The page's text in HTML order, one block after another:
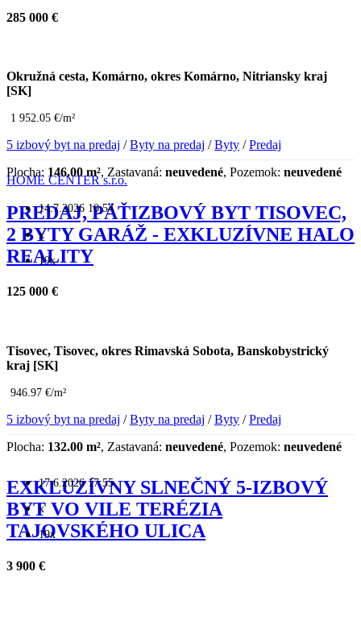
285 000 €
Okružná cesta, Komárno, okres Komárno, Nitriansky kraj
[SK]
1 952.05 €/m²
5 izbový byt na predaj /Byty na predaj /Byty /Predaj
Plocha: 146.00 m², Zastavaná: neuvedené, Pozemok: neuvedené
HOME CENTER s.r.o.
14.7.2026 10:54
x
19x
PREDAJ, PÄŤIZBOVÝ BYT TISOVEC,
2 BYTY GARÁŽ - EXKLUZÍVNE HALO
REALITY
125 000 €
Tisovec, Tisovec, okres Rimavská Sobota, Banskobystrický
kraj [SK]
946.97 €/m²
5 izbový byt na predaj /Byty na predaj /Byty /Predaj
Plocha: 132.00 m², Zastavaná: neuvedené, Pozemok: neuvedené
17.6.2026 17:55
x
19x
EXKLUZÍVNY SLNEČNÝ 5-IZBOVÝ
BYT VO VILE TERÉZIA
TAJOVSKÉHO ULICA
3 900 €